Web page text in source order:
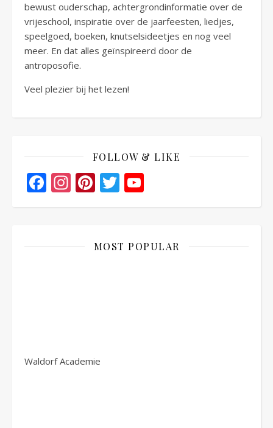
bewust ouderschap, achtergrondinformatie over de
vrijeschool, inspiratie over de jaarfeesten, liedjes,
speelgoed, boeken, knutselsideetjes en nog veel
meer. En dat alles geïnspireerd door de
antroposofie.
Veel plezier bij het lezen!
FOLLOW & LIKE
Facebook
Instagram
Pinterest
Twitter
Channel
MOST POPULAR
Waldorf Academie